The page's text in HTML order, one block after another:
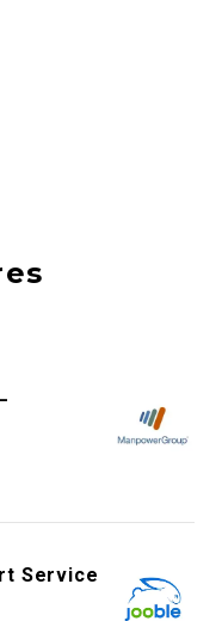
Service